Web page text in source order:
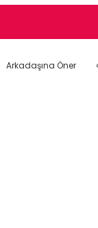
Arkadaşına Öner